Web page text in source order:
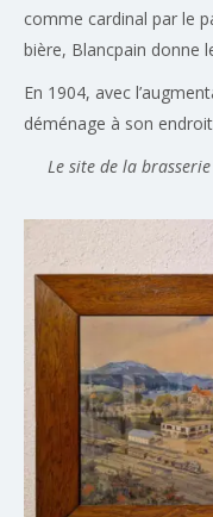
comme cardinal par le
bière, Blancpain donne
En 1904, avec
déménage à son
Le site de la